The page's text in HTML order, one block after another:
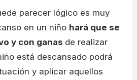
parecer lógico es muy
en un niño hará que se
y con ganas de realizar
está descansado podrá
y aplicar aquellos